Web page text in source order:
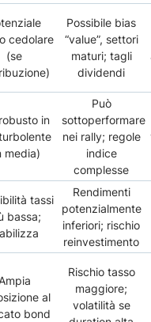
cedolare
(se
Possibile bias
“value”, settori
maturi; tagli
dividendi
in
media)
Può
sottoperformare
nei rally; regole
indice
complesse
tassi
bassa;
Rendimenti
potenzialmente
inferiori; rischio
reinvestimento
Ampia
al
bond
Rischio tasso
maggiore;
volatilità se